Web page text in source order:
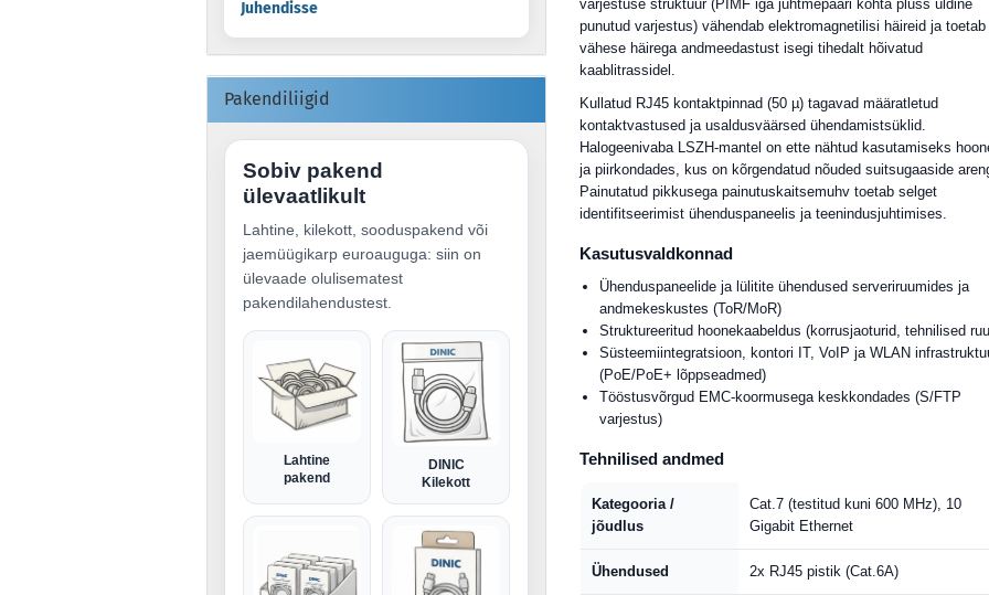
varjestuse struktuur (PIMF iga juhtmepaari kohta pluss üldine
punutud varjestus) vähendab elektromagnetilisi häireid ja toetab
vähese häirega andmeedastust isegi tihedalt hõivatud
kaablitrassidel.
Kullatud RJ45 kontaktpinnad (50 µ) tagavad määratletud
kontaktvastused ja usaldusväärsed ühendamistsüklid.
Halogeenivaba LSZH-mantel on ette nähtud kasutamiseks
ja piirkondades, kus on kõrgendatud nõuded suitsugaaside
Painutatud pikkusega painutuskaitsemuhv toetab selget
identifitseerimist ühenduspaneelis ja teenindusjuhtimises.
Kasutusvaldkonnad
Ühenduspaneelide ja lülitite ühendused serveriruumides ja
andmekeskustes (ToR/MoR)
Struktureeritud hoonekaabeldus (korrusjaoturid, tehnilised
Süsteemiintegratsioon, kontori IT, VoIP ja WLAN
(PoE/PoE+ lõppseadmed)
Tööstusvõrgud EMC-koormusega keskkondades (S/FTP
varjestus)
Tehnilised andmed
Kategooria /
jõudlus
Cat.7 (testitud kuni 600 MHz), 10
Gigabit Ethernet
Ühendused 2x RJ45 pistik (Cat.6A)
Juhendisse
Pakendiliigid
Sobiv pakend
ülevaatlikult
Lahtine, kilekott, sooduspakend või
jaemüügikarp euroauguga: siin on
ülevaade olulisematest
pakendilahendustest.
Lahtine
pakend
DINIC
Kilekott